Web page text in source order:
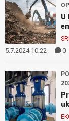
U
5.7.2024 10:22 0